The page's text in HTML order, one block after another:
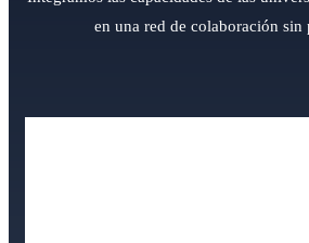
en una red de colaboración sin